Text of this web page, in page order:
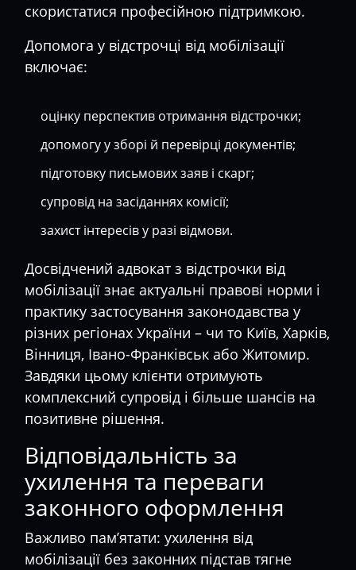
скористатися професійною підтримкою.
Допомога у відстрочці від мобілізації
включає:
оцінку перспектив отримання відстрочки;
допомогу у зборі й перевірці документів;
підготовку письмових заяв і скарг;
супровід на засіданнях комісії;
захист інтересів у разі відмови.
Досвідчений адвокат з відстрочки від
мобілізації знає актуальні правові норми і
практику застосування законодавства у
різних регіонах України – чи то Київ, Харків,
Вінниця, Івано-Франківськ або Житомир.
Завдяки цьому клієнти отримують
комплексний супровід і більше шансів на
позитивне рішення.
Відповідальність за
ухилення та переваги
законного оформлення
Важливо пам’ятати: ухилення від
мобілізації без законних підстав тягне